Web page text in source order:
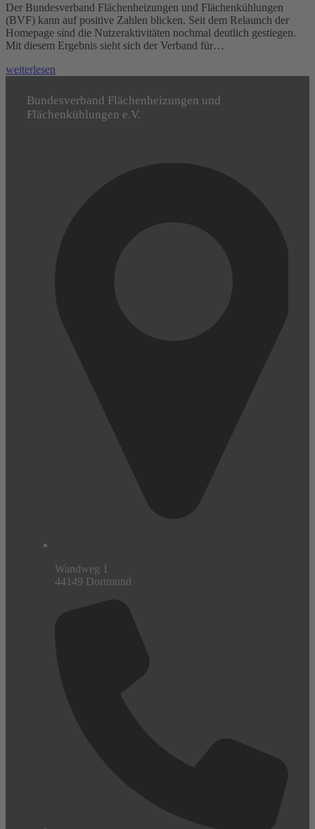
Der Bundesverband Flächenheizungen und Flächenkühlungen
(BVF) kann auf positive Zahlen blicken. Seit dem Relaunch der
Homepage sind die Nutzeraktivitäten nochmal deutlich gestiegen.
Mit diesem Ergebnis sieht sich der Verband für…
weiterlesen
Bundesverband Flächenheizungen und
Flächenkühlungen e.V.
Wandweg 1
44149 Dortmund